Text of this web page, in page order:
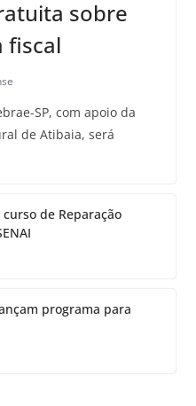
sobre
fiscal
SP, com apoio da
de Atibaia, será
de Reparação
programa para